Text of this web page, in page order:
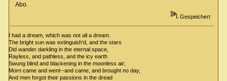
Abo.
Gespeichert
I had a dream, which was not all a dream.
The bright sun was extinguish'd, and the stars
Did wander darkling in the eternal space,
Rayless, and pathless, and the icy earth
Swung blind and blackening in the moonless air;
Morn came and went--and came, and brought no day,
And men forgot their passions in the dread